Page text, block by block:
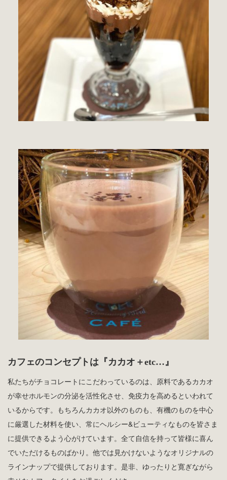
が幸せホルモンの分泌を活性化させ、免疫力を高めるといわれて
いるからです。もちろんカカオ以外のものも、有機のものを中心
に厳選した材料を使い、常にヘルシー&ビューティなものを皆さま
に提供できるよう心がけています。全て自信を持って皆様に喜ん
でいただけるものばかり。他では見かけないようなオリジナルの
ラインナップで提供しております。是非、ゆったりと寛ぎながら
幸せなカフェタイムをお過ごしくださ